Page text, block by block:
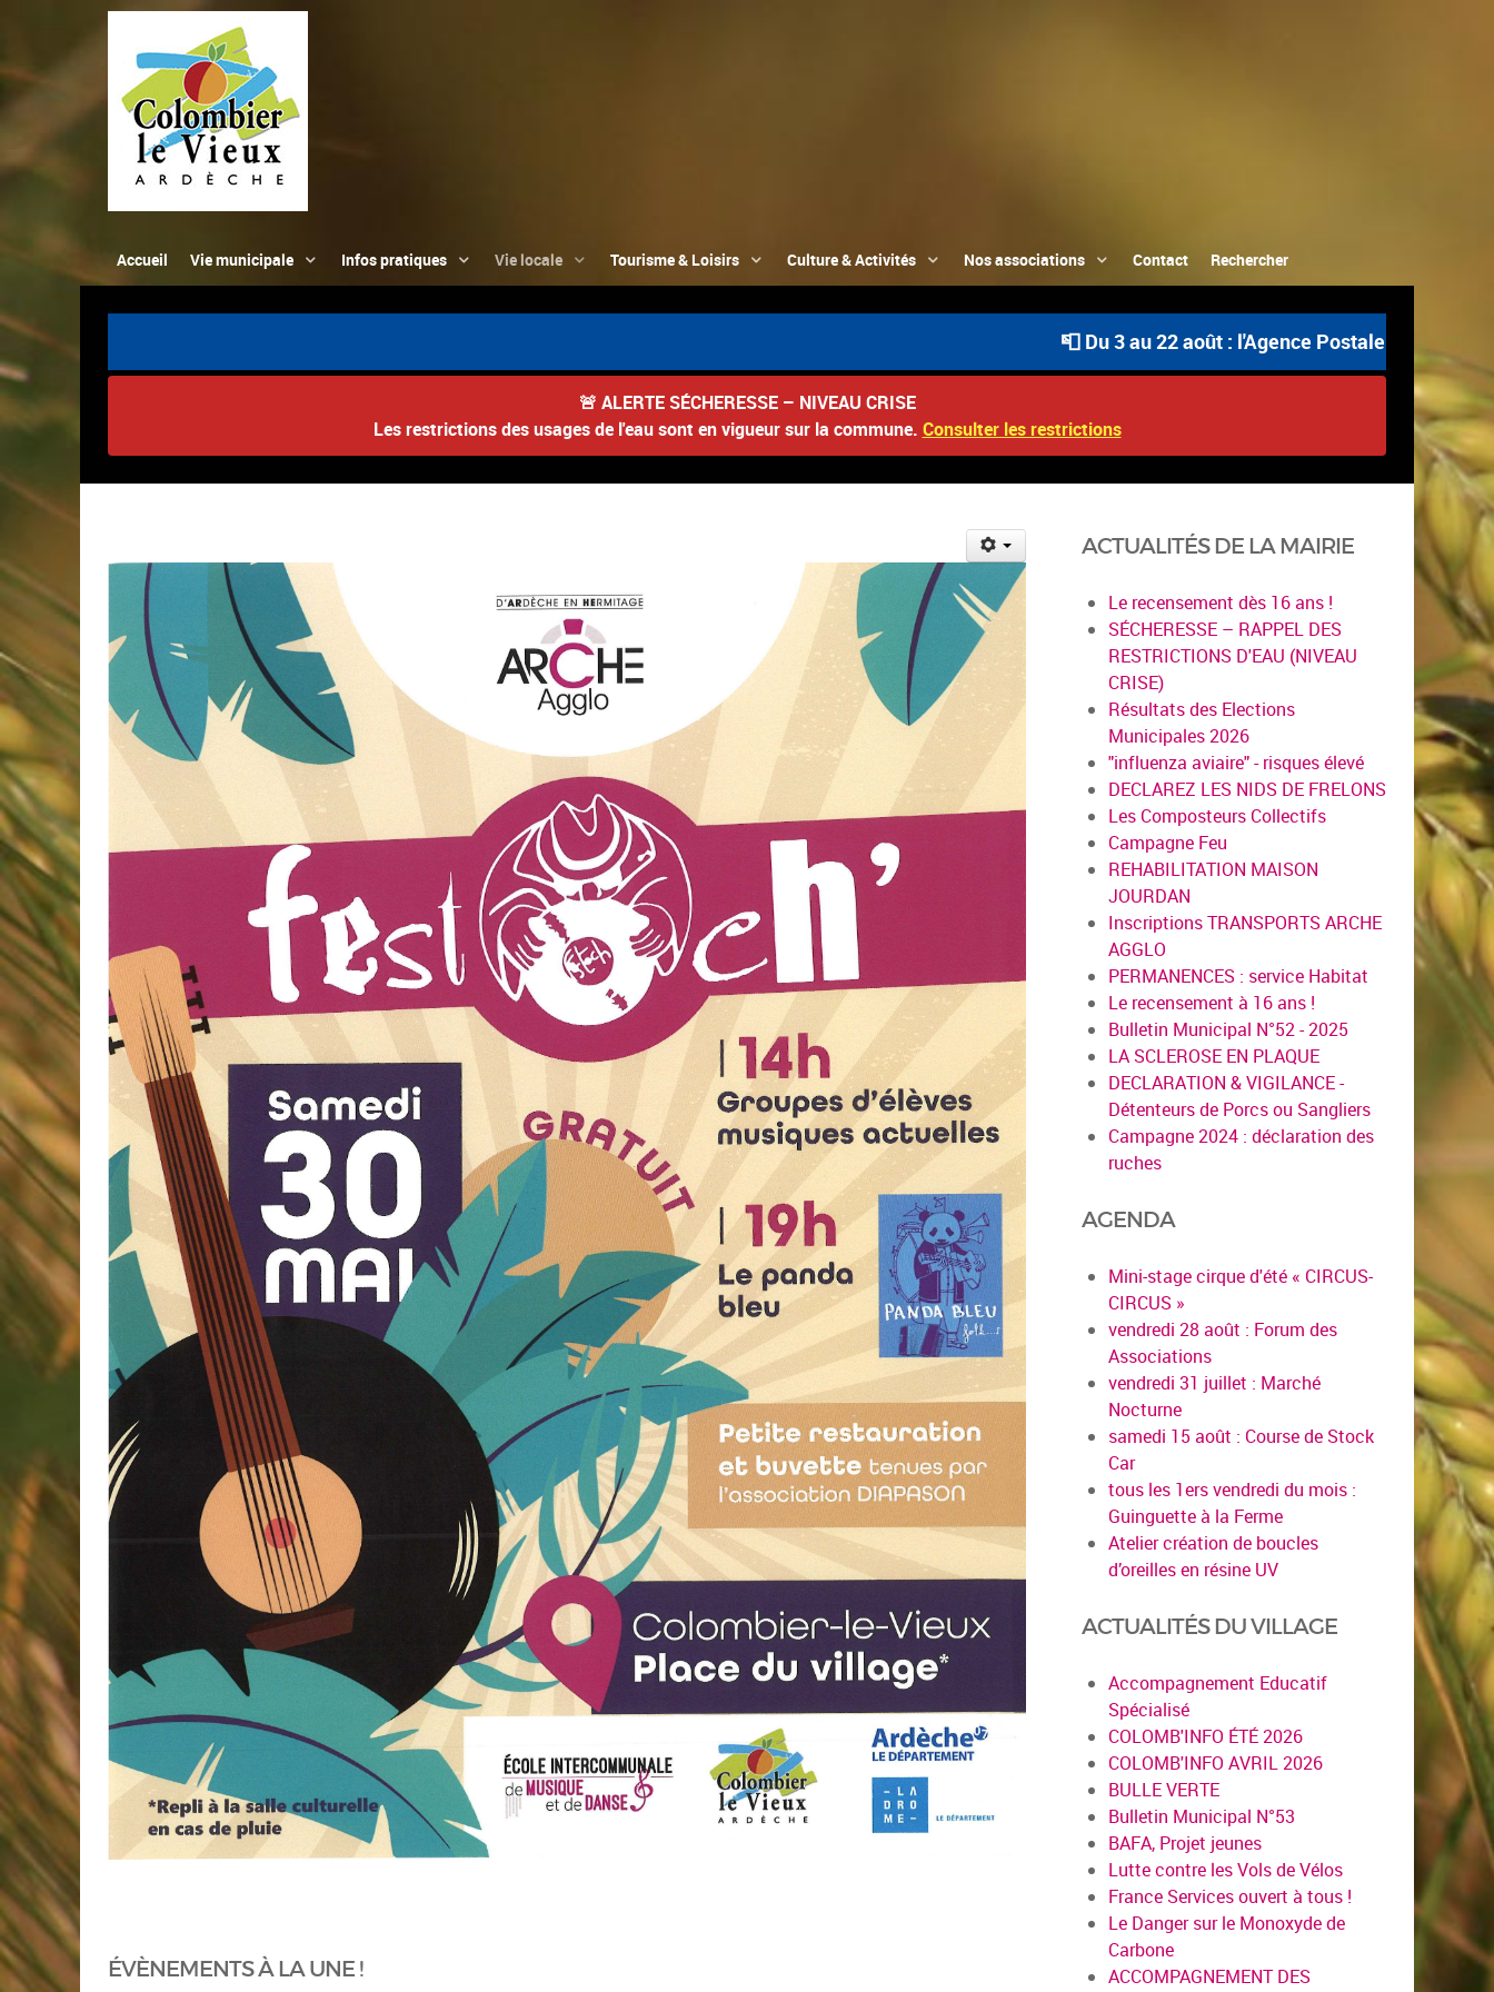
Accueil Vie municipale Infos pratiques Vie locale Tourisme & Loisirs Culture & Activités Nos associations Contact Rechercher
📮 Du 3 au 22 août : l'Agence Postale Communale
🚨 ALERTE SÉCHERESSE – NIVEAU CRISE
Les restrictions des usages de l'eau sont en vigueur sur la commune. Consulter les restrictions
ÉVÈNEMENTS À LA UNE !
ACTUALITÉS DE LA MAIRIE
Le recensement dès 16 ans !
SÉCHERESSE – RAPPEL DES
RESTRICTIONS D'EAU (NIVEAU
CRISE)
Résultats des Elections
Municipales 2026
"influenza aviaire" - risques élevé
DECLAREZ LES NIDS DE FRELONS
Les Composteurs Collectifs
Campagne Feu
REHABILITATION MAISON
JOURDAN
Inscriptions TRANSPORTS ARCHE
AGGLO
PERMANENCES : service Habitat
Le recensement à 16 ans !
Bulletin Municipal N°52 - 2025
LA SCLEROSE EN PLAQUE
DECLARATION & VIGILANCE -
Détenteurs de Porcs ou Sangliers
Campagne 2024 : déclaration des
ruches
AGENDA
Mini-stage cirque d'été « CIRCUS-
CIRCUS »
vendredi 28 août : Forum des
Associations
vendredi 31 juillet : Marché
Nocturne
samedi 15 août : Course de Stock
Car
tous les 1ers vendredi du mois :
Guinguette à la Ferme
Atelier création de boucles
d’oreilles en résine UV
ACTUALITÉS DU VILLAGE
Accompagnement Educatif
Spécialisé
COLOMB'INFO ÉTÉ 2026
COLOMB'INFO AVRIL 2026
BULLE VERTE
Bulletin Municipal N°53
BAFA, Projet jeunes
Lutte contre les Vols de Vélos
France Services ouvert à tous !
Le Danger sur le Monoxyde de
Carbone
ACCOMPAGNEMENT DES